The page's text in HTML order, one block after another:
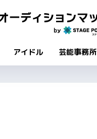
アイドル 芸能事務所